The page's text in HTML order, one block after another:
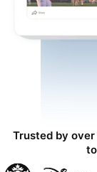
Trusted by